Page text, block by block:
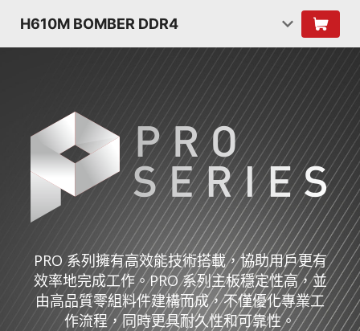
H610M BOMBER DDR4
PRO 系列擁有高效能技術搭載，協助用戶更有
效率地完成工作。PRO 系列主板穩定性高，並
由高品質零組料件建構而成，不僅優化專業工
作流程，同時更具耐久性和可靠性。